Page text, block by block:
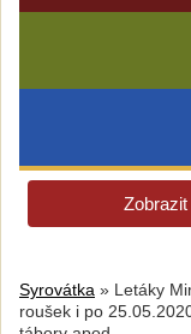
Syrovátka » Letáky
roušek i po